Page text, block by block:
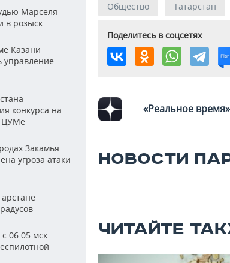
Марселя
в розыск
Казани
управление
конкурса на
ЦУМе
Закамья
угроза атаки
06.05 мск
Общество Татарстан
Поделитесь в соцсетях
«Реальное
НОВОСТИ
ЧИТАЙТЕ